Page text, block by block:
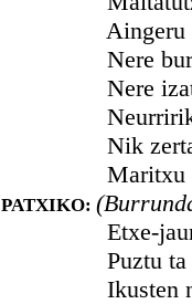
Aingeru ori,
Nere burua
Nere izate
Neurririk
Nik
Maritxu
PATXIKO:
Etxe-jaun,
Puztu ta
Ikusten